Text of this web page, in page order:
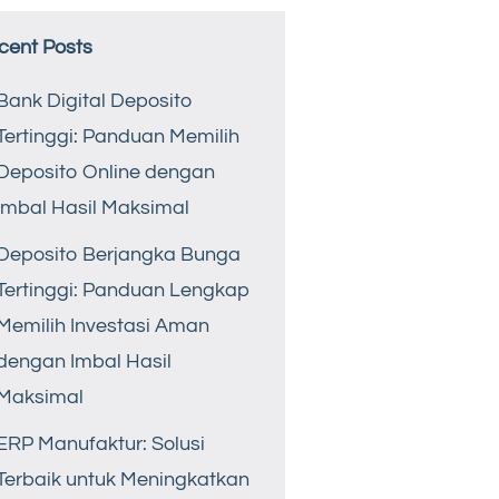
Posts
Digital Deposito
Panduan Memilih
Online dengan
Hasil Maksimal
Berjangka Bunga
Panduan Lengkap
Investasi Aman
Imbal Hasil
Manufaktur: Solusi
untuk Meningkatkan